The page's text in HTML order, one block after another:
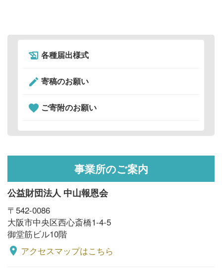
history_edu 各種届出様式
create 寄稿のお願い
favorite ご寄附のお願い
事業所のご案内
公益財団法人 中山報恩会
〒542-0086
大阪市中央区西心斎橋1-4-5
御堂筋ビル10階
place アクセスマップはこちら